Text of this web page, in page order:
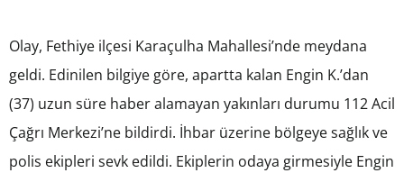
Olay, Fethiye ilçesi Karaçulha Mahallesi’nde meydana
geldi. Edinilen bilgiye göre, apartta kalan Engin K.’dan
(37) uzun süre haber alamayan yakınları durumu 112 Acil
Çağrı Merkezi’ne bildirdi. İhbar üzerine bölgeye sağlık ve
polis ekipleri sevk edildi. Ekiplerin odaya girmesiyle Engin